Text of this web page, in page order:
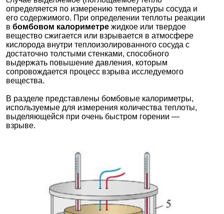
определяется по измерению температуры сосуда и
его содержимого. При определении теплоты реакции
в бомбовом калориметре жидкое или твердое
вещество сжигается или взрывается в атмосфере
кислорода внутри теплоизолированного сосуда с
достаточно толстыми стенками, способного
выдержать повышение давления, которым
сопровождается процесс взрыва исследуемого
вещества.
В разделе представлены бомбовые калориметры,
используемые для измерения количества теплоты,
выделяющейся при очень быстром горении —
взрыве.